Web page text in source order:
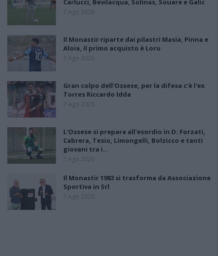
Carlucci, Bevilacqua, Solinas, Souare e Galic
7 Ago 2026
Il Monastir riparte dai pilastri Masia, Pinna e
Aloia, il primo acquisto è Loru
7 Ago 2026
Gran colpo dell'Ossese, per la difesa c'è l'ex
Torres Riccardo Idda
7 Ago 2026
L'Ossese si prepara all'esordio in D: Forzati,
Cabrera, Tesio, Limongelli, Bolzicco e tanti
giovani tra i…
7 Ago 2026
Il Monastir 1983 si trasforma da Associazione
Sportiva in Srl
7 Ago 2026